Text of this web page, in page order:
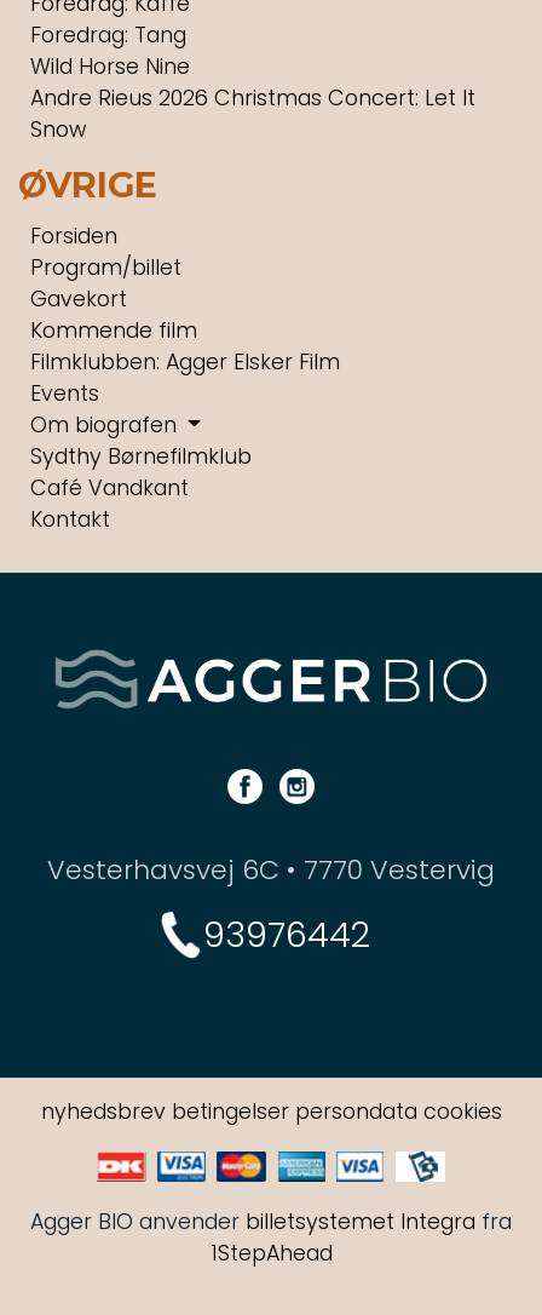
Foredrag: Tang
Wild Horse Nine
Andre Rieus 2026 Christmas Concert: Let It
Snow
ØVRIGE
Forsiden
Program/billet
Gavekort
Kommende film
Filmklubben: Agger Elsker Film
Events
Om biografen
Sydthy Børnefilmklub
Café Vandkant
Kontakt
Vesterhavsvej 6C • 7770 Vestervig
93976442
nyhedsbrev betingelser persondata cookies
Agger BIO anvender billetsystemet Integra fra
1StepAhead